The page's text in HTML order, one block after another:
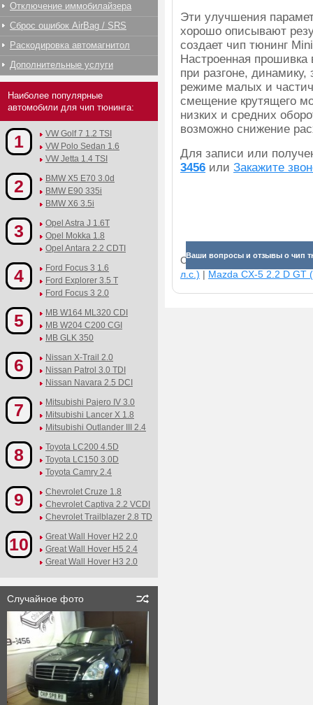
Эти улучшения
хорошо описывают
создает чип тюнинг
Настроенная прошивка
при разгоне, динамику,
режиме малых и
смещение крутящего
низких и средних
возможно снижение
Для записи или
3456 или Закажите
Ваши вопросы и отзывы о чип
Смотрите прибавки для
л.с.) | Mazda CX-5 2.2 D GT
Отключение иммобилайзера
Сброс ошибок AirBag / SRS
Раскодировка автомагнитол
Дополнительные услуги
Наиболее популярные
автомобили для чип тюнинга:
1
VW Golf 7 1.2 TSI
VW Polo Sedan 1.6
VW Jetta 1.4 TSI
2
BMW X5 E70 3.0d
BMW E90 335i
BMW X6 3.5i
3
Opel Astra J 1.6T
Opel Mokka 1.8
Opel Antara 2.2 CDTI
4
Ford Focus 3 1.6
Ford Explorer 3.5 T
Ford Focus 3 2.0
5
MB W164 ML320 CDI
MB W204 C200 CGI
MB GLK 350
6
Nissan X-Trail 2.0
Nissan Patrol 3.0 TDI
Nissan Navara 2.5 DCI
7
Mitsubishi Pajero IV 3.0
Mitsubishi Lancer X 1.8
Mitsubishi Outlander III 2.4
8
Toyota LC200 4.5D
Toyota LC150 3.0D
Toyota Camry 2.4
9
Chevrolet Cruze 1.8
Chevrolet Captiva 2.2 VCDI
Chevrolet Trailblazer 2.8 TD
10
Great Wall Hover H2 2.0
Great Wall Hover H5 2.4
Great Wall Hover H3 2.0
Случайное фото